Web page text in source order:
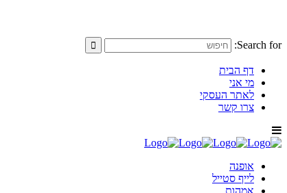
Search for:
דף הבית
מי אני
לאתר העסקי
צרו קשר
אופנה
לייף סטייל
אמהות